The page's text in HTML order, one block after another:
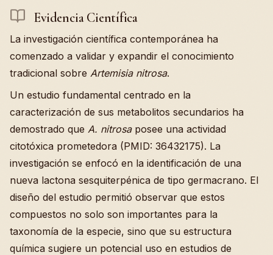
Evidencia Científica
La investigación científica contemporánea ha
comenzado a validar y expandir el conocimiento
tradicional sobre Artemisia nitrosa.
Un estudio fundamental centrado en la
caracterización de sus metabolitos secundarios ha
demostrado que A. nitrosaposee una actividad
citotóxica prometedora (PMID: 36432175). La
investigación se enfocó en la identificación de una
nueva lactona sesquiterpénica de tipo germacrano. El
diseño del estudio permitió observar que estos
compuestos no solo son importantes para la
taxonomía de la especie, sino que su estructura
química sugiere un potencial uso en estudios de